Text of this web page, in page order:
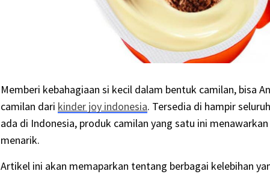
Memberi kebahagiaan si kecil dalam bentuk camilan, bisa
camilan dari kinder joy indonesia. Tersedia di hampir
ada di Indonesia, produk camilan yang satu ini
menarik.
Artikel ini akan memaparkan tentang berbagai kelebihan